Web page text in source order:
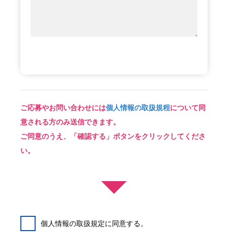
ご応募やお問い合わせには個人情報の取扱規程について同
意される方のみ送信できます。
ご同意のうえ、「確認する」ボタンをクリックしてくださ
い。
個人情報の取扱規定に同意する。